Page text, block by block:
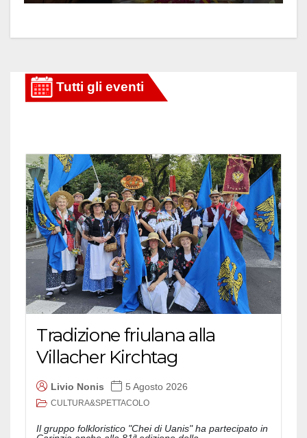
Tradizione friulana alla
Villacher Kirchtag
Livio Nonis 5 Agosto 2026
CULTURA&SPETTACOLO
Il gruppo folkloristico "Chei di Uanis" ha partecipato in